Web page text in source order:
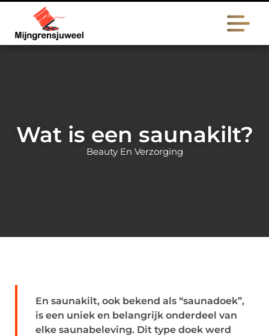
Wat is een saunakilt?
Beauty En Verzorging
En saunakilt, ook bekend als “saunadoek”,
is een uniek en belangrijk onderdeel van
elke saunabeleving. Dit type doek werd